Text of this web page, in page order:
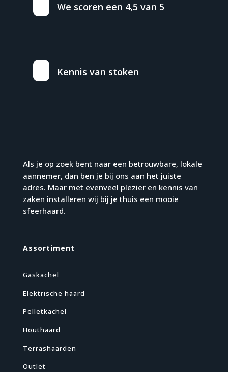
We scoren een 4,5 van 5
Kennis van stoken
Als je op zoek bent naar een betrouwbare, lokale
aannemer, dan ben je bij ons aan het juiste
adres. Maar met evenveel plezier en kennis van
zaken installeren wij bij je thuis een mooie
sfeerhaard.
Assortiment
Gaskachel
Elektrische haard
Pelletkachel
Houthaard
Terrashaarden
Outlet